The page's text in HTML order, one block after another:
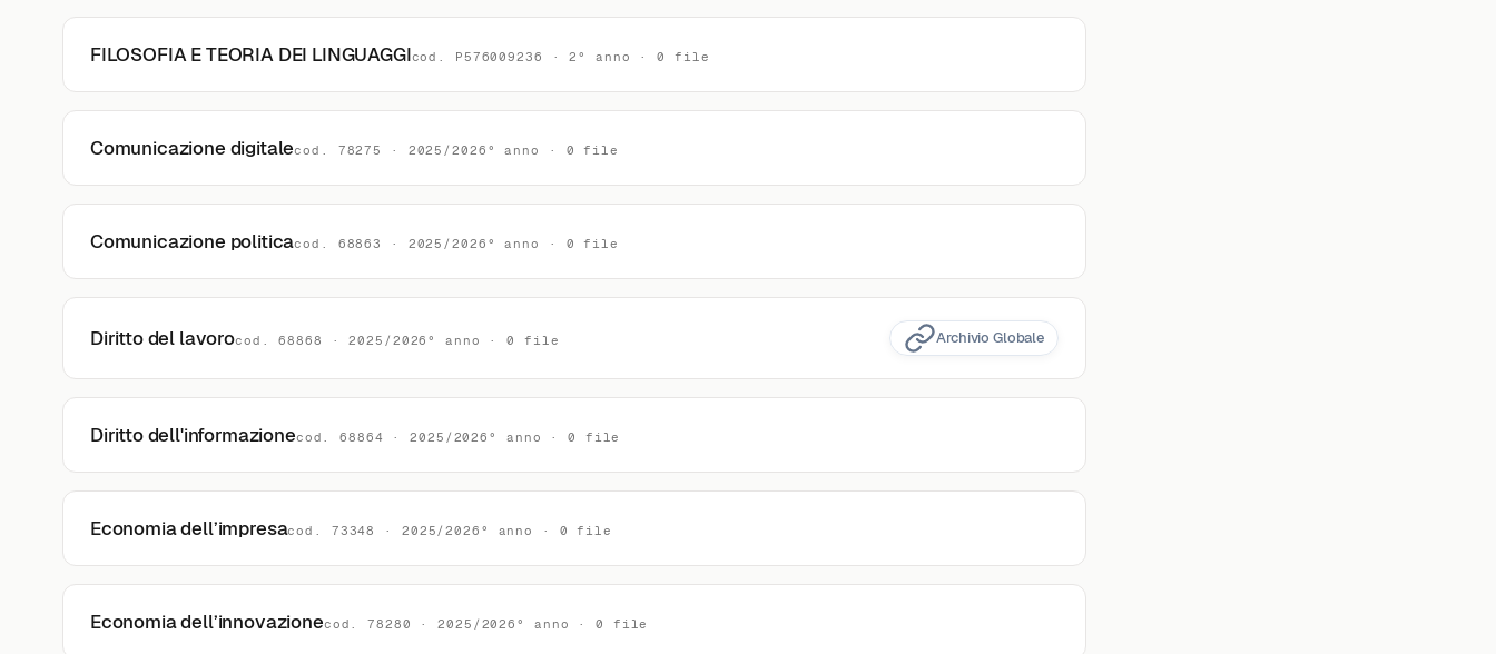
FILOSOFIA E TEORIA DEI LINGUAGGIcod. P576009236 · 2° anno · 0 file
Comunicazione digitalecod. 78275 · 2025/2026° anno · 0 file
Comunicazione politicacod. 68863 · 2025/2026° anno · 0 file
Diritto del lavorocod. 68868 · 2025/2026° anno · 0 file Archivio Globale
Diritto dell'informazionecod. 68864 · 2025/2026° anno · 0 file
Economia dell’impresacod. 73348 · 2025/2026° anno · 0 file
Economia dell’innovazionecod. 78280 · 2025/2026° anno · 0 file